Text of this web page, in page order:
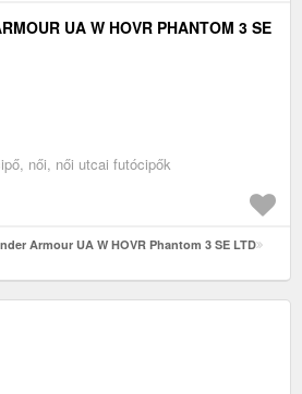
UA W HOVR PHANTOM 3 SE
női, női utcai futócipők
Armour UA W HOVR Phantom 3 SE LTD